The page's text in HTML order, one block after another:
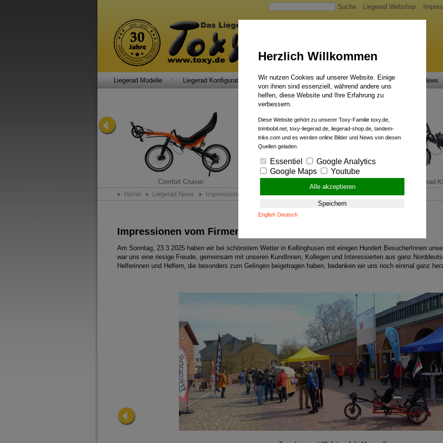
Suche Liegerad Webshop
Liegerad Modelle Liegerad Konfigurator Faszination Service Qualität Liegerad News
Comfort Cruiser. Liegerad-
Home
Liegerad News Impressionen vom Firmenjubiläum 2025
Impressionen vom Firmenjubiläum 2025
Am Sonntag, 23.3.2025 haben wir bei schönstem Wetter in Kellinghusen mit einigen Hundert BesucherInnen
war uns eine riesige Freude, gemeinsam mit unseren KundInnen, Kollegen und Interessierten aus ganz
Helferinnen und Helfern, die besonders zum Gelingen beigetragen haben, bedanken wir uns noch einmal ganz
Herzlich Willkommen
Wir nutzen Cookies auf unserer Website. Einige
von ihnen sind essenziell, während andere uns
helfen, diese Website und Ihre Erfahrung zu
verbessern.
Diese Website gehört zu unserer Toxy-Familie toxy.de,
trimbobil.net, toxy-liegerad.de, liegerad-shop.de, tandem-
trike.com und es werden online Bilder und News von diesen
Quellen geladen.
Essentiel
Google Analytics
Google Maps
Youtube
Alle akzeptieren
Speichern
English Deutsch